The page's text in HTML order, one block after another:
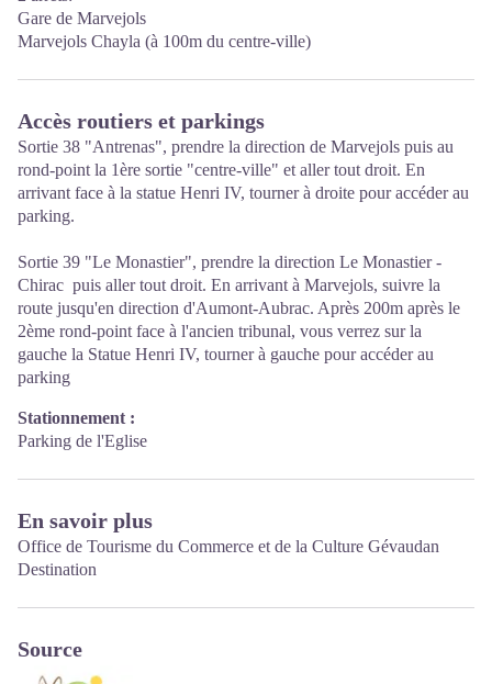
Gare de Marvejols
Marvejols Chayla (à 100m du centre-ville)
Accès routiers et parkings
Sortie 38 "Antrenas", prendre la direction de Marvejols puis au
rond-point la 1ère sortie "centre-ville" et aller tout droit. En
arrivant face à la statue Henri IV, tourner à droite pour accéder au
parking.
Sortie 39 "Le Monastier", prendre la direction Le Monastier -
Chirac puis aller tout droit. En arrivant à Marvejols, suivre la
route jusqu'en direction d'Aumont-Aubrac. Après 200m après le
2ème rond-point face à l'ancien tribunal, vous verrez sur la
gauche la Statue Henri IV, tourner à gauche pour accéder au
parking
Stationnement :
Parking de l'Eglise
En savoir plus
Office de Tourisme du Commerce et de la Culture Gévaudan
Destination
Source